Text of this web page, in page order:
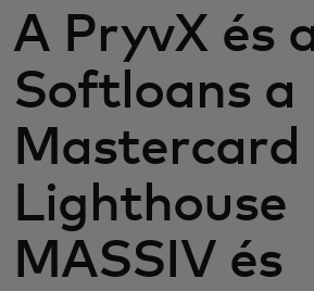
Innovátoroknak
Hírek és trendek
A PryvX és
Softloans a
Mastercard
Lighthouse
MASSIV és